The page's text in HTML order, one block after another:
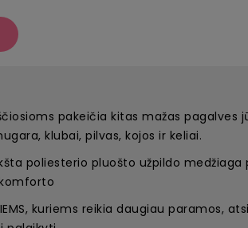
pakeičia kitas mažas pagalves
klubai, pilvas, kojos ir keliai.
poliesterio pluošto užpildo
kuriems reikia daugiau paramos,